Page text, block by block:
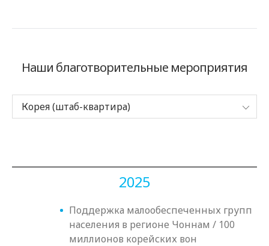
Наши благотворительные мероприятия
Корея (штаб-квартира)
2025
Поддержка малообеспеченных групп
населения в регионе Чоннам / 100
миллионов корейских вон